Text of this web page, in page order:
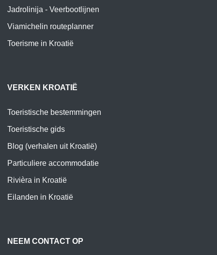
Jadrolinija - Veerbootlijnen
Viamichelin routeplanner
Toerisme in Kroatië
VERKEN KROATIË
Toeristische bestemmingen
Toeristische gids
Blog (verhalen uit Kroatië)
Particuliere accommodatie
Rivièra in Kroatië
Eilanden in Kroatië
NEEM CONTACT OP